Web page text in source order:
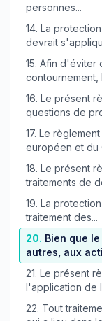
personnes...
14. La
devrait
15. Afin d'éviter
contournement,
16. Le présent
questions de
17. Le
européen et du
18. Le présent
traitements de
19. La
traitement des...
20. Bien que
autres, aux
21. Le présent
l'application de
22. Tout